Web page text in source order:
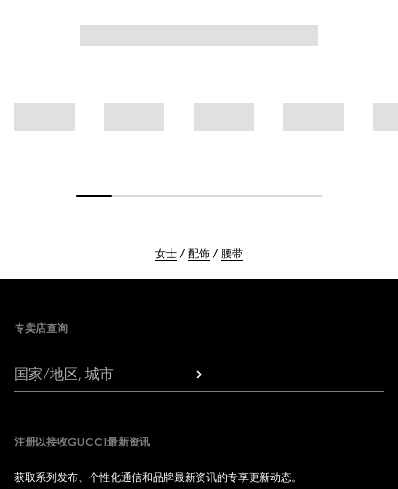
女士 配饰 腰带
专卖店查询
国家/地区, 城市
注册以接收GUCCI最新资讯
获取系列发布、个性化通信和品牌最新资讯的专享更新动态。